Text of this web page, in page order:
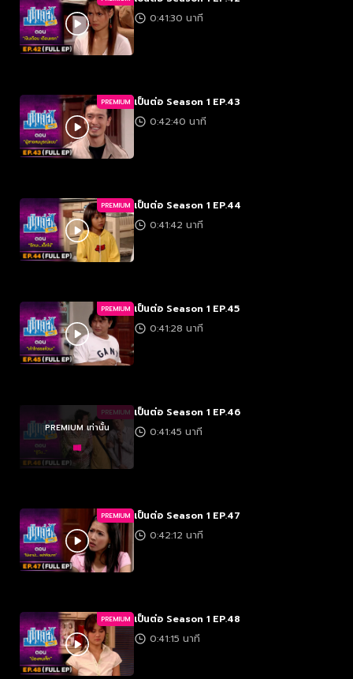
0:41:30 นาที
PREMIUM เป็นต่อ Season 1 EP.43
0:42:40 นาที
PREMIUM เป็นต่อ Season 1 EP.44
0:41:42 นาที
PREMIUM เป็นต่อ Season 1 EP.45
0:41:28 นาที
PREMIUM
PREMIUM เท่านั้น
เป็นต่อ Season 1 EP.46
0:41:45 นาที
PREMIUM เป็นต่อ Season 1 EP.47
0:42:12 นาที
PREMIUM เป็นต่อ Season 1 EP.48
0:41:15 นาที